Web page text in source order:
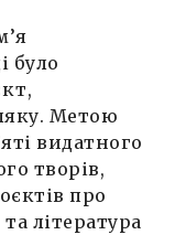
було
Метою
видатного
творів,
про
література